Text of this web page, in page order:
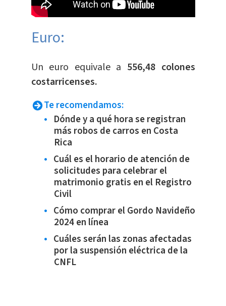
Euro:
​Un euro equivale a 556,48 colones
costarricenses.
Te recomendamos:
Dónde y a qué hora se registran
más robos de carros en Costa
Rica
Cuál es el horario de atención de
solicitudes para celebrar el
matrimonio gratis en el Registro
Civil
Cómo comprar el Gordo Navideño
2024 en línea
Cuáles serán las zonas afectadas
por la suspensión eléctrica de la
CNFL